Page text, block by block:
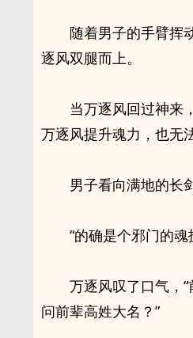
随着男子的手臂挥
逐风双腿而上。
当万逐风回过神来
万逐风提升魂力，也无
男子看向满地的长
“的确是个邪门的
万逐风叹了口气，
问前辈高姓大名？”